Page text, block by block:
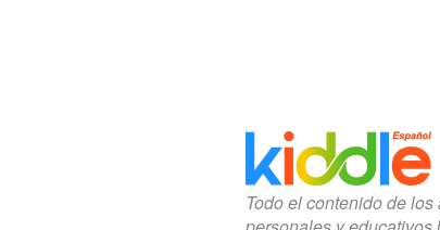
Todo el contenido de